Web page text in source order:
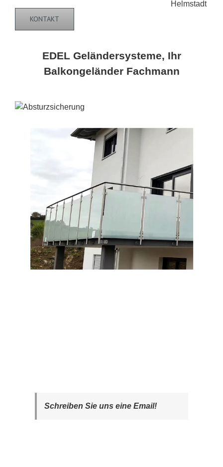
KONTAKT
EDEL Geländersysteme, Ihr
Balkongeländer Fachmann
Schreiben Sie uns eine Email!